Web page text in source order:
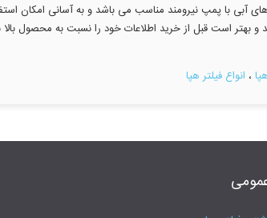
های آبی با پمپ نیرومند مناسب می باشد و به آسانی امکان
است قبل از خرید اطلاعات خود را نسبت به محصول بالا
، انواع فیلتر هپا